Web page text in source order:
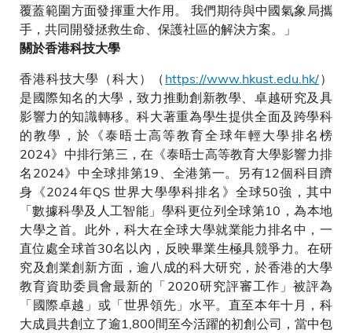
覆蓋範圍方面發揮重大作用。 我們期待與中國氣象局攜
手，共同開發拯救生命、保護社區的解決方案。」
關於香港科技大學
香港科技大學（科大）（https://www.hkust.edu.hk/）
是國際知名的大學，致力推動創新教學、卓越研究及具
影響力的知識轉移。科大著重為學生提供全面及跨學科
的教學，於《泰晤士高等教育全球年輕大學排名榜
2024》中排行第三，在《泰晤士高等教育大學影響力排
名2024》中全球排第19、全港第一。另有12個科目躋
身《2024年QS 世界大學學科排名》全球50強，其中
「數據科學及人工智能」學科更位列全球第10，為本地
大學之首。此外，科大在全球大學就業能力排名中，一
直位處全球首30名以內，反映畢業生極具競爭力。在研
究及創業創新方面，逾八成的科大研究，於香港的大學
教育資助委員會最新的「2020研究評審工作」被評為
「國際卓越」或「世界領先」水平。直至本年十月，科
大成員共創立了逾1,800間至今活躍的初創公司，當中包